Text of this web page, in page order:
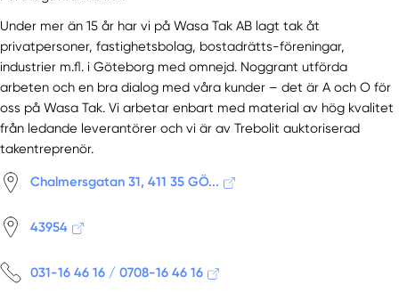
Under mer än 15 år har vi på Wasa Tak AB lagt tak åt
privatpersoner, fastighetsbolag, bostadrätts-föreningar,
industrier m.fl. i Göteborg med omnejd. Noggrant utförda
arbeten och en bra dialog med våra kunder – det är A och O för
oss på Wasa Tak. Vi arbetar enbart med material av hög kvalitet
från ledande leverantörer och vi är av Trebolit auktoriserad
takentreprenör.
Chalmersgatan 31, 411 35 GÖ...
43954
031-16 46 16 / 0708-16 46 16